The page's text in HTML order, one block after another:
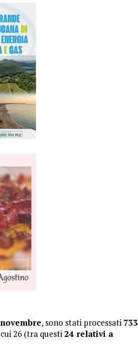
, sono stati processati 733
26 (tra questi 24 relativi a